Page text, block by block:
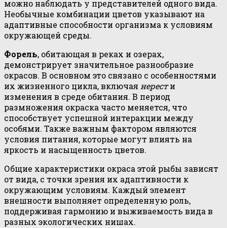
можно наблюдать у представителей одного вида.
Необычные комбинации цветов указывают на
адаптивные способности организма к условиям
окружающей среды.
Форель, обитающая в реках и озерах,
демонстрирует значительное разнообразие
окрасов. В основном это связано с особенностями
их жизненного цикла, включая нерести
изменения в среде обитания. В период
размножения окраска часто меняется, что
способствует успешной интеракции между
особями. Также важным фактором являются
условия питания, которые могут влиять на
яркость и насыщенность цветов.
Общие характеристики окраса этой рыбы зависят
от вида, с точки зрения их адаптивности к
окружающим условиям. Каждый элемент
внешности выполняет определенную роль,
поддерживая гармонию и выживаемость вида в
разных экологических нишах.